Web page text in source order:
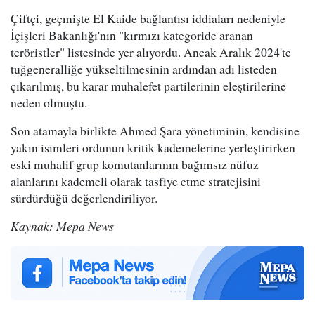
Çiftçi, geçmişte El Kaide bağlantısı iddiaları nedeniyle
İçişleri Bakanlığı'nın "kırmızı kategoride aranan
teröristler" listesinde yer alıyordu. Ancak Aralık 2024'te
tuğgeneralliğe yükseltilmesinin ardından adı listeden
çıkarılmış, bu karar muhalefet partilerinin eleştirilerine
neden olmuştu.
Son atamayla birlikte Ahmed Şara yönetiminin, kendisine
yakın isimleri ordunun kritik kademelerine yerleştirirken
eski muhalif grup komutanlarının bağımsız nüfuz
alanlarını kademeli olarak tasfiye etme stratejisini
sürdürdüğü değerlendiriliyor.
Kaynak: Mepa News